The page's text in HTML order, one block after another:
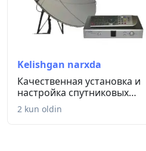
Kelishgan narxda
Качественная установка и
настройка спутниковых
ант...
2 kun oldin